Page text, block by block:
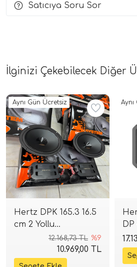
Satıcıya Soru Sor
İlginizi Çekebilecek Diğer
Hertz DPK 165.3 16.5
cm 2 Yollu
Komponent Seti | 80
W RMS / 160 W Peak
| 93 dB | 4 Ohm |
12.168,73 TL %9
10.969,00 TL
Aynı Gün Ücretsiz